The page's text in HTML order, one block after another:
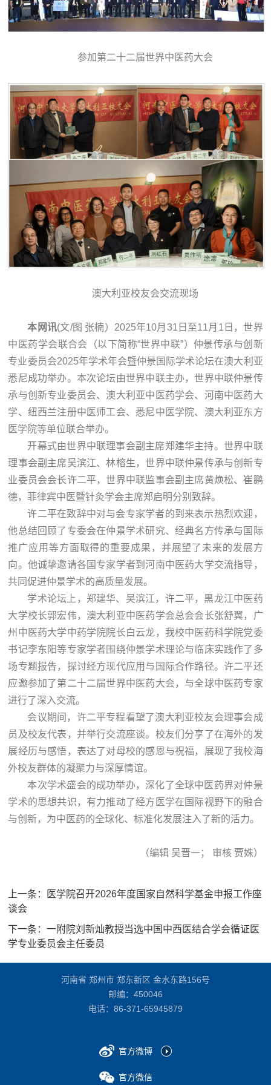
参加第二十二届世界中医药大会
澳大利亚校友会交流现场
本网讯(文/图 张楠）2025年10月31日至11月1日，世界
中医药学会联合会（以下简称“世界中联”）仲景传承与创新
专业委员会2025年学术年会暨仲景国际学术论坛在澳大利亚
悉尼成功举办。本次论坛由世界中联主办，世界中联仲景传
承与创新专业委员会、澳大利亚中医药学会、河南中医药大
学、纽西兰注册中医师工会、悉尼中医学院、澳大利亚东方
医学院等单位联合举办。
开幕式由世界中联理事会副主席郑建华主持。世界中联
理事会副主席吴滨江、林榕生，世界中联仲景传承与创新专
业委员会会长许二平，世界中联监事会副主席黄焕松、崔鹏
德，菲律宾中医暨针灸学会主席郑启明分别致辞。
许二平在致辞中对与会专家学者的到来表示热烈欢迎，
他总结回顾了专委会在仲景学术研究、经典名方传承与国际
推广应用等方面取得的重要成果，并展望了未来的发展方
向。他诚挚邀请各国专家学者到河南中医药大学交流指导，
共同促进仲景学术的高质量发展。
学术论坛上，郑建华、吴滨江，许二平，黑龙江中医药
大学校长郭宏伟，澳大利亚中医药学会总会会长张舒翼，广
州中医药大学中药学院院长白云龙，我校中医药科学院党委
书记李东阳等专家学者围绕仲景学术理论与临床实践作了多
场专题报告，探讨经方现代应用与国际合作路径。许二平还
应邀参加了第二十二届世界中医药大会，与全球中医药专家
进行了深入交流。
会议期间，许二平专程看望了澳大利亚校友会理事会成
员及校友代表，并举行交流座谈。校友们分享了在海外的发
展经历与感悟，表达了对母校的感恩与祝福，展现了我校海
外校友群体的凝聚力与深厚情谊。
本次学术盛会的成功举办，深化了全球中医药界对仲景
学术的思想共识，有力推动了经方医学在国际视野下的融合
与创新，为中医药的全球化、标准化发展注入了新的活力。
（编辑 吴晋一； 审核 贾姝）
上一条：
医学院召开2026年度国家自然科学基金申报工作座
谈会
下一条：一附院刘新灿教授当选中国中西医结合学会循证医
学专业委员会主任委员
河南省 郑州市 郑东新区 金水东路156号
邮编：450046
电话： 86-371-65945879
官方微博
官方微信